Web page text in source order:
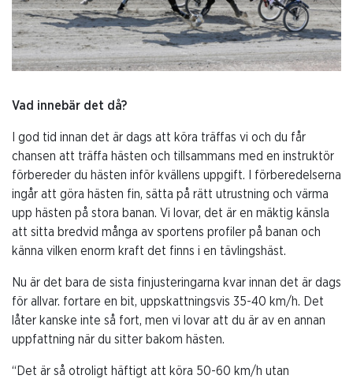
Vad innebär det då?
I god tid innan det är dags att köra träffas vi och du får
chansen att träffa hästen och tillsammans med en instruktör
förbereder du hästen inför kvällens uppgift. I förberedelserna
ingår att göra hästen fin, sätta på rätt utrustning och värma
upp hästen på stora banan. Vi lovar, det är en mäktig känsla
att sitta bredvid många av sportens profiler på banan och
känna vilken enorm kraft det finns i en tävlingshäst.
Nu är det bara de sista finjusteringarna kvar innan det är dags
för allvar. fortare en bit, uppskattningsvis 35-40 km/h. Det
låter kanske inte så fort, men vi lovar att du är av en annan
uppfattning när du sitter bakom hästen.
“Det är så otroligt häftigt att köra 50-60 km/h utan